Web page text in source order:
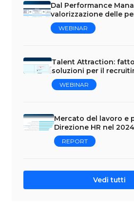
Dal Performance
valorizzazione delle
WEBINAR
Talent Attraction:
soluzioni per il
WEBINAR
Mercato del lavoro e
Direzione HR nel 2024
REPORT
Vedi tutti